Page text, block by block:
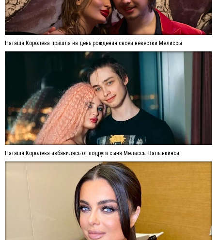
Наташа Королева пришла на день рождения своей невестки Мелиссы
Наташа Королева избавилась от подруги сына Мелиссы Валынкиной